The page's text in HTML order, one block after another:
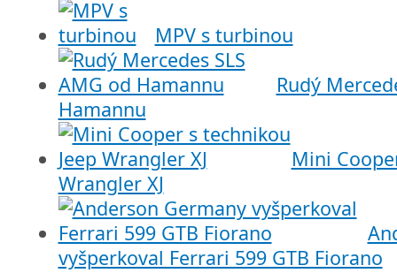
MPV s turbinou
Rudý
Hamannu
Mini
Wrangler XJ
vyšperkoval Ferrari 599 GTB Fiorano